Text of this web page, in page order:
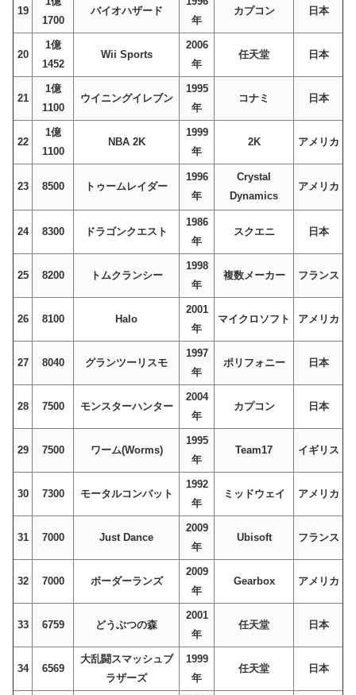
19
1700
バイオハザード
年
カプコン 日本
20
1億
1452
Wii Sports
2006
年
任天堂 日本
21
1億
1100
ウイニングイレブン
1995
年
コナミ 日本
22
1億
1100
NBA 2K
1999
年
2K アメリカ
23 8500 トゥームレイダー
1996
年
Crystal
Dynamics
アメリカ
24 8300 ドラゴンクエスト
1986
年
スクエニ 日本
25 8200 トムクランシー
1998
年
複数メーカー フランス
26 8100 Halo
2001
年
マイクロソフト アメリカ
27 8040 グランツーリスモ
1997
年
ポリフォニー 日本
28 7500 モンスターハンター
2004
年
カプコン 日本
29 7500 ワーム(Worms)
1995
年
Team17 イギリス
30 7300 モータルコンバット
1992
年
ミッドウェイ アメリカ
31 7000 Just Dance
2009
年
Ubisoft フランス
32 7000 ボーダーランズ
2009
年
Gearbox アメリカ
33 6759 どうぶつの森
2001
年
任天堂 日本
34 6569
大乱闘スマッシュブ
ラザーズ
1999
年
任天堂 日本